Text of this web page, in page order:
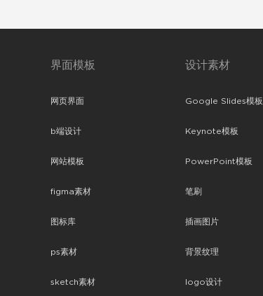
界面模板
网页界面
b端设计
网站模板
figma素材
图标库
ps素材
sketch素材
设计素材
Google Slides模板
Keynote模板
PowerPoint模板
笔刷
插画图片
背景纹理
logo设计